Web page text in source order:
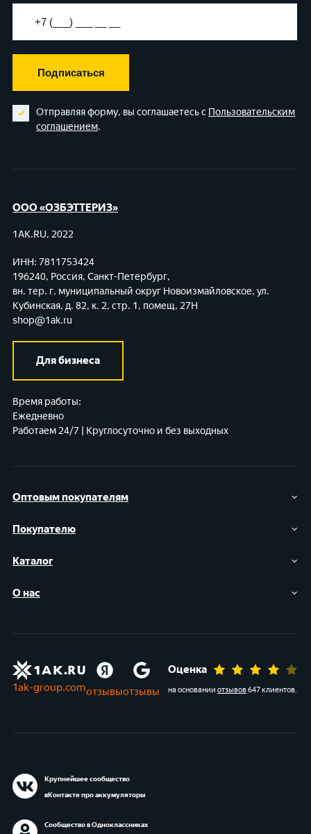
Подписаться
Отправляя форму, вы соглашаетесь с Пользовательским
соглашением.
Оптовым покупателям
Покупателю
Каталог
О нас
ООО «ОЗБЭТТЕРИЗ»
1AK.RU, 2022
ИНН: 7811753424
196240, Россия, Санкт-Петербург,
вн. тер. г. муниципальный округ Новоизмайловское, ул.
Кубинская, д. 82, к. 2, стр. 1, помещ. 27Н
shop@1ak.ru
Для бизнеса
Время работы:
Ежедневно
Работаем 24/7 | Круглосуточно и без выходных
1ak-group.comотзывыотзывы
Оценка
на основании отзывов647 клиентов.
Крупнейшее сообщество
вКонтакте про аккумуляторы
Сообщество в Одноклассниках